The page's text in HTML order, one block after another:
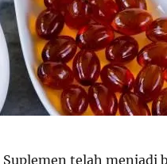
telah menjadi